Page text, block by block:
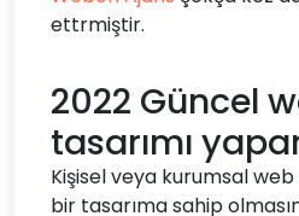
ettrmiştir.
2022 Güncel
tasarımı
Kişisel veya kurumsal
bir tasarıma sahip